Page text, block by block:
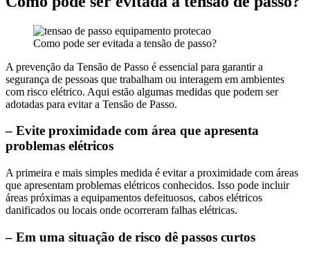
Como pode ser evitada a tensão de passo?
A prevenção da Tensão de Passo é essencial para garantir a
segurança de pessoas que trabalham ou interagem em ambientes
com risco elétrico. Aqui estão algumas medidas que podem ser
adotadas para evitar a Tensão de Passo.
– Evite proximidade com área que apresenta
problemas elétricos
A primeira e mais simples medida é evitar a proximidade com áreas
que apresentam problemas elétricos conhecidos. Isso pode incluir
áreas próximas a equipamentos defeituosos, cabos elétricos
danificados ou locais onde ocorreram falhas elétricas.
– Em uma situação de risco dê passos curtos